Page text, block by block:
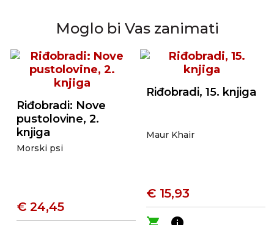
Moglo bi Vas zanimati
Riđobradi: Nove
pustolovine, 2.
knjiga
Morski psi
€ 24,45
Riđobradi, 15. knjiga
Maur Khair
€ 15,93